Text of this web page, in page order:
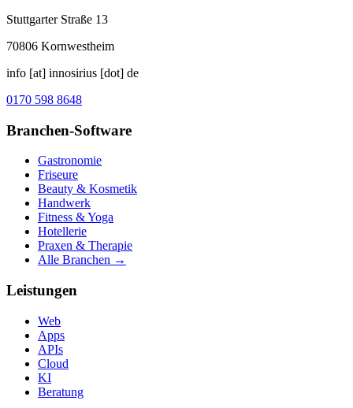
Stuttgarter Straße 13
70806 Kornwestheim
info [at] innosirius [dot] de
0170 598 8648
Branchen-Software
Gastronomie
Friseure
Beauty & Kosmetik
Handwerk
Fitness & Yoga
Hotellerie
Praxen & Therapie
Alle Branchen →
Leistungen
Web
Apps
APIs
Cloud
KI
Beratung